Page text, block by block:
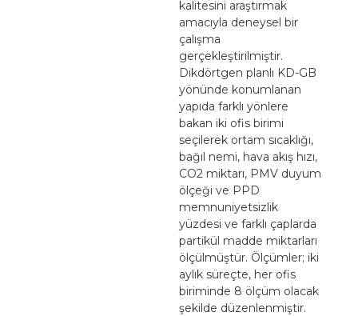
kalitesini araştırmak
amacıyla deneysel bir
çalışma
gerçekleştirilmiştir.
Dikdörtgen planlı KD-GB
yönünde konumlanan
yapıda farklı yönlere
bakan iki ofis birimi
seçilerek ortam sıcaklığı,
bağıl nemi, hava akış hızı,
CO2 miktarı, PMV duyum
ölçeği ve PPD
memnuniyetsizlik
yüzdesi ve farklı çaplarda
partikül madde miktarları
ölçülmüştür. Ölçümler; iki
aylık süreçte, her ofis
biriminde 8 ölçüm olacak
şekilde düzenlenmiştir.